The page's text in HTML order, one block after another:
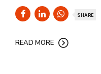
SHARE
READ MORE